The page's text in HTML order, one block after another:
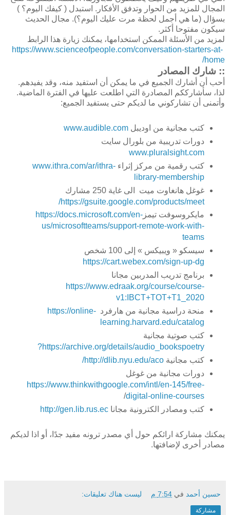
المجال للمزيد من الحوار وتدفق الأفكار. استبدل ( كيفك اليوم؟ )
بسؤال (ما هي أجمل لحظة مرت عليك اليوم؟). مجال الحديث
سيكون مفتوحا أكثر.
لمزيد من الأسئلة الممكن استخدامها، يمكنك زيارة هذا الرابط
https://www.scienceofpeople.com/conversation-starters-at-
home/
:: شارك المصادر
أحب أن أشارك الجميع في ما يمكن أن استفيد منه، وقد يفيدهم.
لذا، سأشارككم المصادرة التي اطلعت عليها في الفترة الماضية.
وأتمنى أن تشاركوني ما لديكم حتى يستفيد الجميع:
كتب مجانية من اوديبل www.audible.com
دورات تدريبية من بلورال سايت
www.pluralsight.com
كتب رقمية من مركز إثراء www.ithra.com/ar/ithra-
library-membership
غوغل هانغاوت ميت الى غاية 250 مشارك
https://gsuite.google.com/products/meet/
مايكروسوفت تيمز https://docs.microsoft.com/en-
us/microsoftteams/support-remote-work-with-
teams
سيسكو « ويبيكس » إلى 100 شخص
https://cart.webex.com/sign-up-dg
برنامج تدريب المدربين مجانا
https://www.edraak.org/course/course-
v1:IBCT+TOT+T1_2020
منحة دراسية مجانية من هارفرد https://online-
learning.harvard.edu/catalog
كتب صوتية مجانية
https://archive.org/details/audio_bookspoetry?
كتب مجانية http://dlib.nyu.edu/aco/
دورات مجانية من غوغل
https://www.thinkwithgoogle.com/intl/en-145/free-
digital-online-courses
/
كتب ومصادر الكترونية مجانا http://gen.lib.rus.ec
يمكنك مشاركة ارائكم حول أي مصدر ترونه مفيد جدًا، أو اذا لديكم
مصادر أخرى لإضافتها.
حسين أحمد في 7:54 م ليست هناك تعليقات:
مشاركة